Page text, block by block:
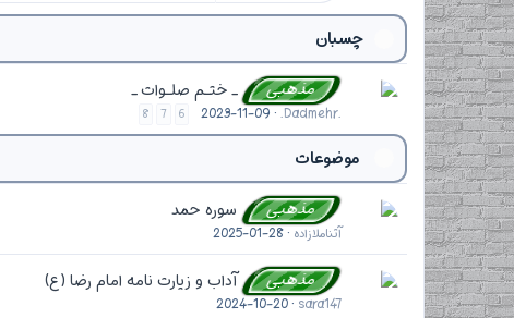
چسبان
مذهبی _ ختـم صلـوات _
.Dadmehr.
2023-11-09
6
7
8
موضوعات
مذهبی
سوره حمد
آتناملازاده 2025-01-28
مذهبی آداب و زیارت نامه امام رضا (ع)
sara147
2024-10-20